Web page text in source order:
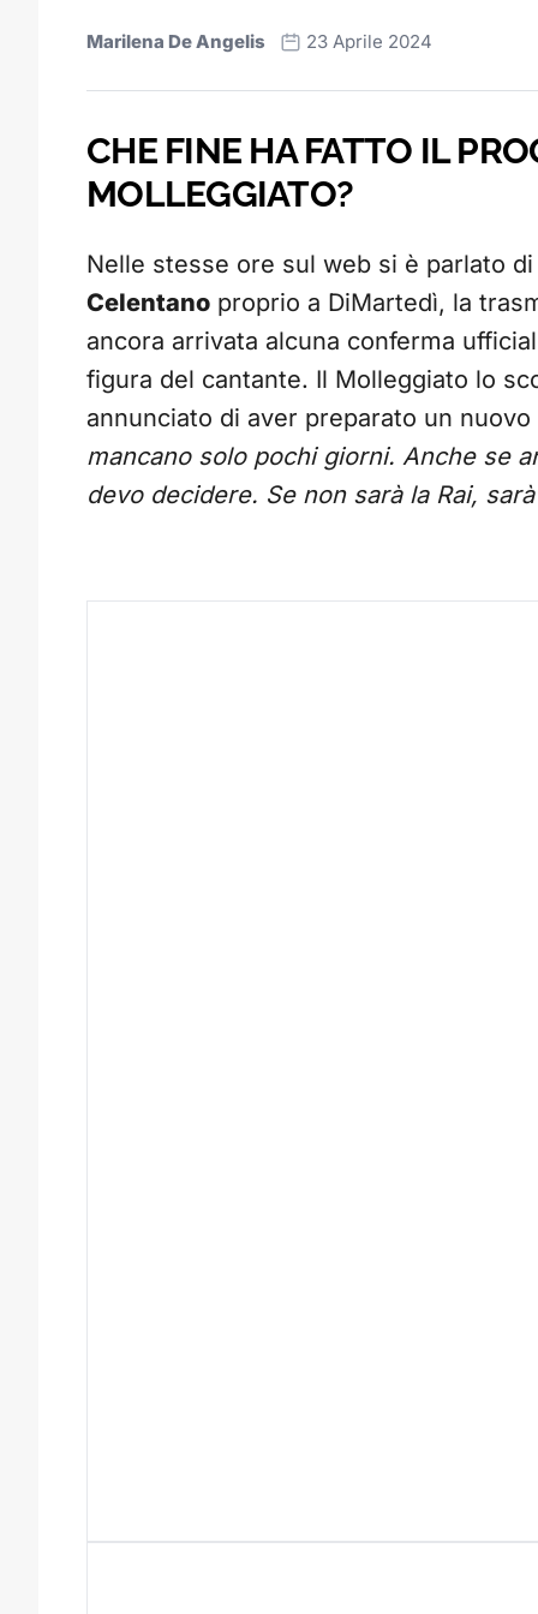
Marilena De Angelis 23 Aprile 2024
CHE FINE HA FATTO IL
MOLLEGGIATO?
Nelle stesse ore sul web si è parlato
Celentano proprio a DiMartedì, la
ancora arrivata alcuna conferma
figura del cantante. Il Molleggiato lo
annunciato di aver preparato un
mancano solo pochi giorni. Anche se
devo decidere. Se non sarà la Rai,